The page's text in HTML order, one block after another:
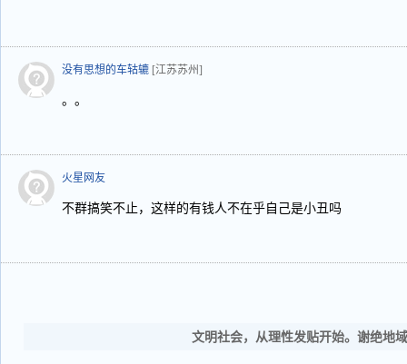
没有思想的车轱辘 [江苏苏州]
。。
火星网友
不群搞笑不止，这样的有钱人不在乎自己是小丑吗
文明社会，从理性发贴开始。谢绝地